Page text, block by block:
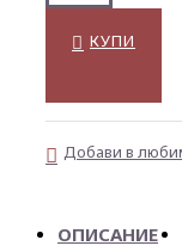
КУПИ
Добави в
ОПИСАНИЕ